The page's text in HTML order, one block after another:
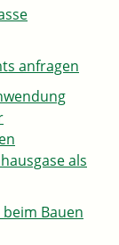
anfragen
als
Bauen